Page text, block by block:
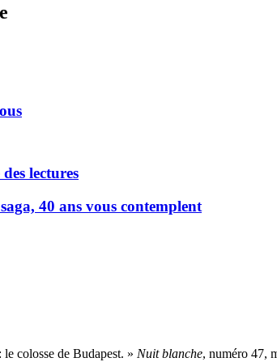
lectures
40 ans vous contemplent
colosse de Budapest. » Nuit blanche, numéro 47,